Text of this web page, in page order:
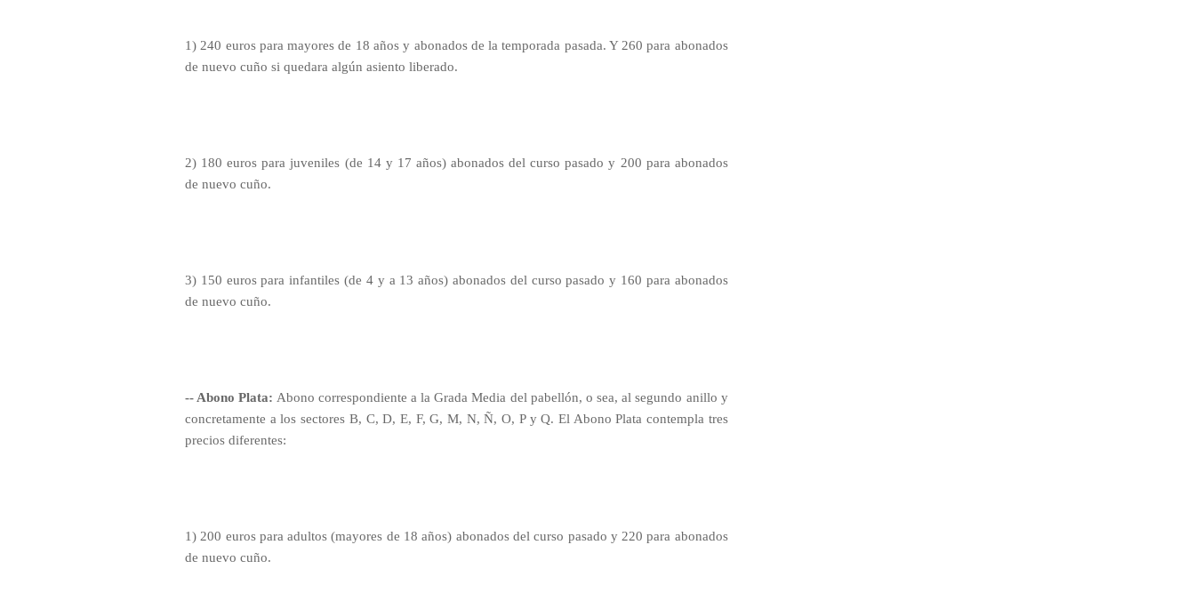
1) 240 euros para mayores de 18 años y abonados de la temporada pasada. Y 260 para abonados
de nuevo cuño si quedara algún asiento liberado.
2) 180 euros para juveniles (de 14 y 17 años) abonados del curso pasado y 200 para abonados
de nuevo cuño.
3) 150 euros para infantiles (de 4 y a 13 años) abonados del curso pasado y 160 para abonados
de nuevo cuño.
-- Abono Plata: Abono correspondiente a la Grada Media del pabellón, o sea, al segundo anillo y
concretamente a los sectores B, C, D, E, F, G, M, N, Ñ, O, P y Q. El Abono Plata contempla tres
precios diferentes:
1) 200 euros para adultos (mayores de 18 años) abonados del curso pasado y 220 para abonados
de nuevo cuño.